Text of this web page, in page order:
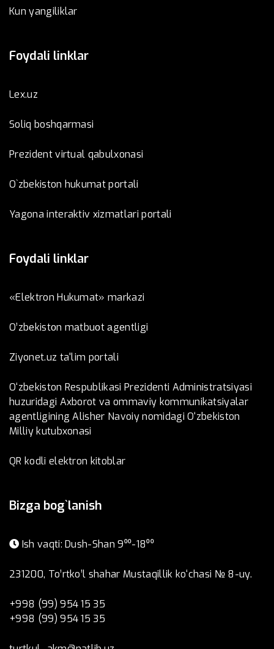
Kun yangiliklar
Foydali linklar
Lex.uz
Soliq boshqarmasi
Prezident virtual qabulxonasi
O`zbekiston hukumat portali
Yagona interaktiv xizmatlari portali
Foydali linklar
«Elektron Hukumat» markazi
O’zbеkistоn mаtbuоt аgеntligi
Ziyonet.uz ta'lim portali
O‘zbekiston Respublikasi Prezidenti Administratsiyasi
huzuridagi Axborot va ommaviy kommunikatsiyalar
agentligining Alisher Navoiy nomidagi O‘zbekiston
Milliy kutubxonasi
QR kodli elektron kitoblar
Bizga bog`lanish
Ish vaqti: Dush-Shan 9⁰⁰-18⁰⁰
231200, To’rtko’l shahar Mustaqillik ko‘chasi № 8-uy.
+998 (99) 954 15 35
+998 (99) 954 15 35